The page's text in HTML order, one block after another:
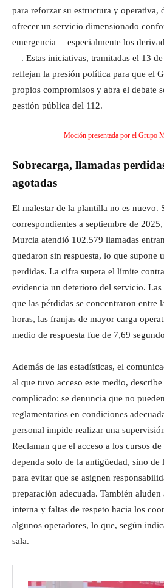
para reforzar su estructura y operativa,
ofrecer un servicio dimensionado
emergencia —especialmente los
—. Estas iniciativas, tramitadas el 13
reflejan la presión política para que el
propios compromisos y abra el debate
gestión pública del 112.
Moción presentada por el Grupo
Sobrecarga, llamadas
agotadas
El malestar de la plantilla no es nuevo.
correspondientes a septiembre de
Murcia atendió 102.579 llamadas
quedaron sin respuesta, lo que supone
perdidas. La cifra supera el límite
evidencia un deterioro del servicio. Las
que las pérdidas se concentraron entre
horas, las franjas de mayor carga
medio de respuesta fue de 7,69
Además de las estadísticas, el
al que tuvo acceso este medio,
complicado: se denuncia que no
reglamentarios en condiciones
personal impide realizar una
Reclaman que el acceso a los cursos
dependa solo de la antigüedad, sino
para evitar que se asignen
preparación adecuada. También
interna y faltas de respeto hacia los
algunos operadores, lo que, según
sala.